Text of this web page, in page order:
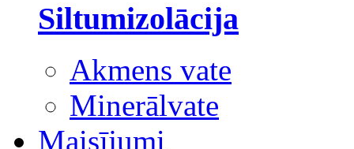
Siltumizolācija
Akmens vate
Minerālvate
Maisījumi